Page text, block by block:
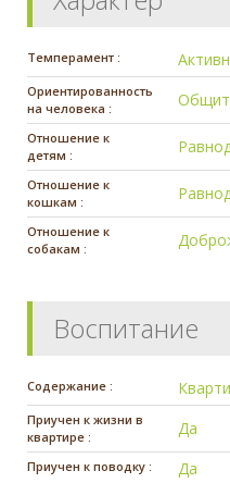
Темперамент :
Ориентированность
на человека :
Отношение к
детям :
Отношение к
кошкам :
Отношение к
собакам :
Воспитание
Содержание :
Приучен к жизни в
квартире :
Да
Приучен к поводку : Да